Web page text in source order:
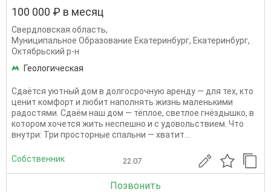
100 000 ₽ в месяц
Свердловская область,
Муниципальное Образование Екатеринбург, Екатеринбург,
Октябрьский р-н
Геологическая
Сдаётся уютный дом в долгосрочную аренду — для тех, кто
ценит комфорт и любит наполнять жизнь маленькими
радостями. Сдаём наш дом — тёплое, светлое гнёздышко, в
котором хочется жить неспешно и с удовольствием. Что
внутри: Три просторные спальни — хватит...
Собственник 22.07
Позвонить